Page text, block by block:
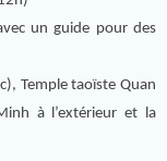
un guide pour des
Temple taoïste Quan
à l’extérieur et la